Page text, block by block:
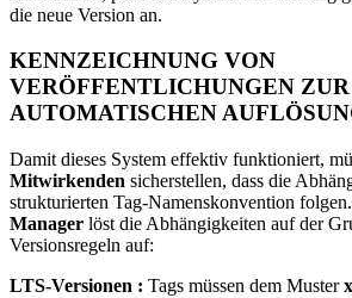
die neue Version an.
KENNZEICHNUNG VON
VERÖFFENTLICHUNGEN ZUR
AUTOMATISCHEN
Damit dieses System effektiv funktioniert,
Mitwirkenden sicherstellen, dass die
strukturierten Tag-Namenskonvention
Manager löst die Abhängigkeiten auf der
Versionsregeln auf:
LTS-Versionen : Tags müssen dem Muster